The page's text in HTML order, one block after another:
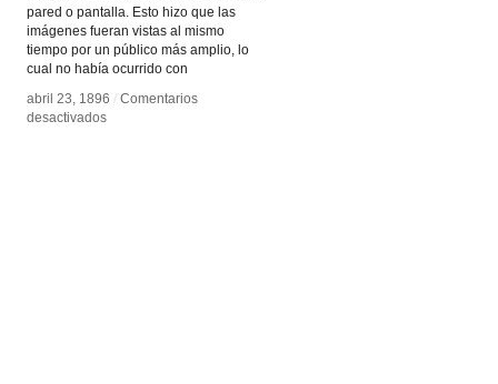
pared o pantalla. Esto hizo que las
imágenes fueran vistas al mismo
tiempo por un público más amplio, lo
cual no había ocurrido con
abril 23, 1896 / Comentarios
desactivadosen
abril 23, 1896 / Comentarios
desactivadosen